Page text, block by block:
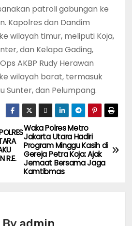
patroli gabungan ke
Kapolres dan Dandim
wilayah timur, meliputi Koja,
dan Kelapa Gading,
AKBP Rudy Herawan
wilayah barat, termasuk
Sunter, dan Pelumpang.
Waka Polres Metro
Jakarta Utara Hadiri
Program Minggu Kasih di
Gereja Petra Koja: Ajak
Jemaat Bersama Jaga
Kamtibmas
R.E.